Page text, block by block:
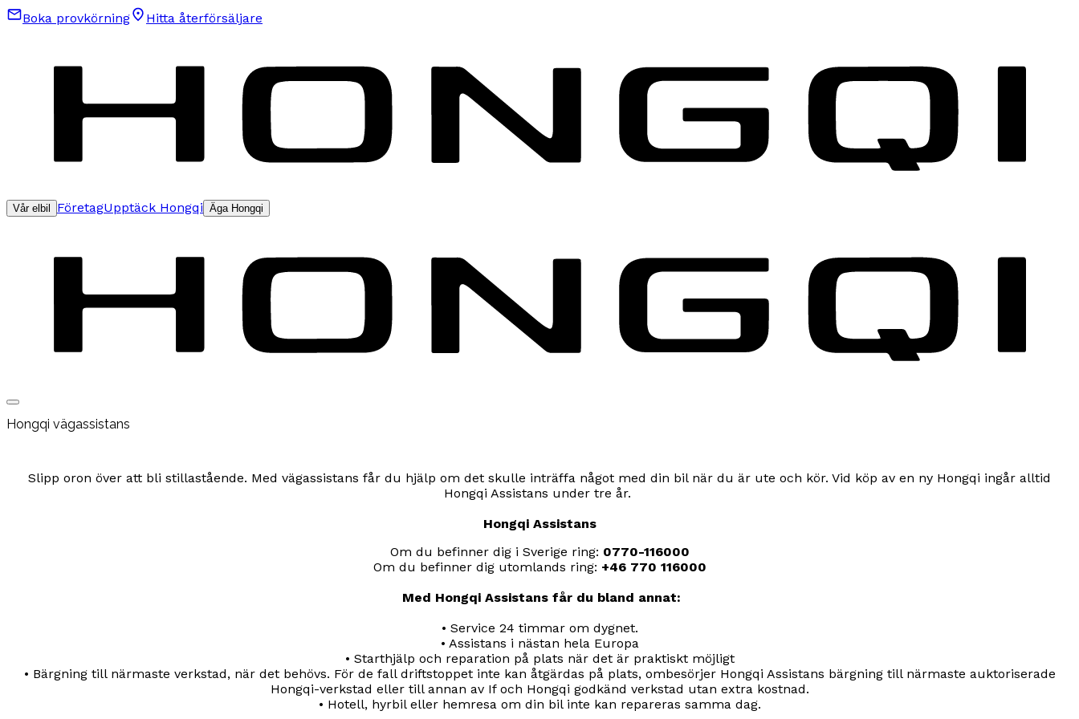
Boka provkörning Hitta återförsäljare
Vår elbil FöretagUpptäck Hongqi Äga Hongqi
Hongqi vägassistans
Slipp oron över att bli stillastående. Med vägassistans får du hjälp om det skulle inträffa något med din bil när du är ute och kör. Vid köp av en ny Hongqi ingår alltid
Hongqi Assistans under tre år.
Hongqi Assistans
Om du befinner dig i Sverige ring: 0770-116000
Om du befinner dig utomlands ring: +46 770 116000
Med Hongqi Assistans får du bland annat:
• Service 24 timmar om dygnet.
• Assistans i nästan hela Europa
• Starthjälp och reparation på plats när det är praktiskt möjligt
• Bärgning till närmaste verkstad, när det behövs. För de fall driftstoppet inte kan åtgärdas på plats, ombesörjer Hongqi Assistans bärgning till närmaste auktoriserade
Hongqi-verkstad eller till annan av If och Hongqi godkänd verkstad utan extra kostnad.
• Hotell, hyrbil eller hemresa om din bil inte kan repareras samma dag.